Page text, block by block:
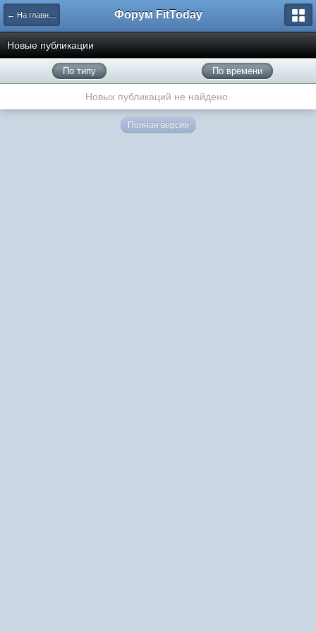
← На главную Форум FitToday
Новые публикации
По типу По времени
Новых публикаций не найдено.
Полная версия